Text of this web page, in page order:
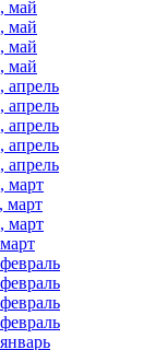
май
май
май
май
апрель
апрель
апрель
апрель
апрель
март
март
март